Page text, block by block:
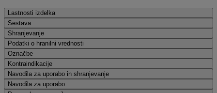
Lastnosti izdelka
Sestava
Shranjevanje
Podatki o hranilni vrednosti
Označbe
Kontraindikacije
Navodila za uporabo in shranjevanje
Navodila za uporabo